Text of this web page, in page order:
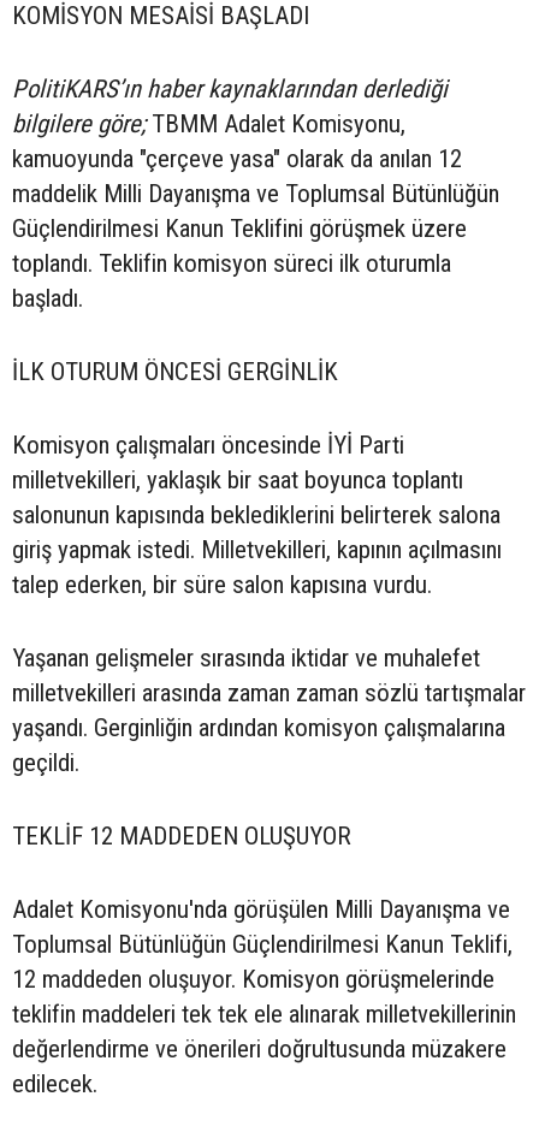
KOMİSYON MESAİSİ BAŞLADI
PolitiKARS’ın haber kaynaklarından derlediği
bilgilere göre;TBMM Adalet Komisyonu,
kamuoyunda "çerçeve yasa" olarak da anılan 12
maddelik Milli Dayanışma ve Toplumsal Bütünlüğün
Güçlendirilmesi Kanun Teklifini görüşmek üzere
toplandı. Teklifin komisyon süreci ilk oturumla
başladı.
İLK OTURUM ÖNCESİ GERGİNLİK
Komisyon çalışmaları öncesinde İYİ Parti
milletvekilleri, yaklaşık bir saat boyunca toplantı
salonunun kapısında beklediklerini belirterek salona
giriş yapmak istedi. Milletvekilleri, kapının açılmasını
talep ederken, bir süre salon kapısına vurdu.
Yaşanan gelişmeler sırasında iktidar ve muhalefet
milletvekilleri arasında zaman zaman sözlü tartışmalar
yaşandı. Gerginliğin ardından komisyon çalışmalarına
geçildi.
TEKLİF 12 MADDEDEN OLUŞUYOR
Adalet Komisyonu'nda görüşülen Milli Dayanışma ve
Toplumsal Bütünlüğün Güçlendirilmesi Kanun Teklifi,
12 maddeden oluşuyor. Komisyon görüşmelerinde
teklifin maddeleri tek tek ele alınarak milletvekillerinin
değerlendirme ve önerileri doğrultusunda müzakere
edilecek.